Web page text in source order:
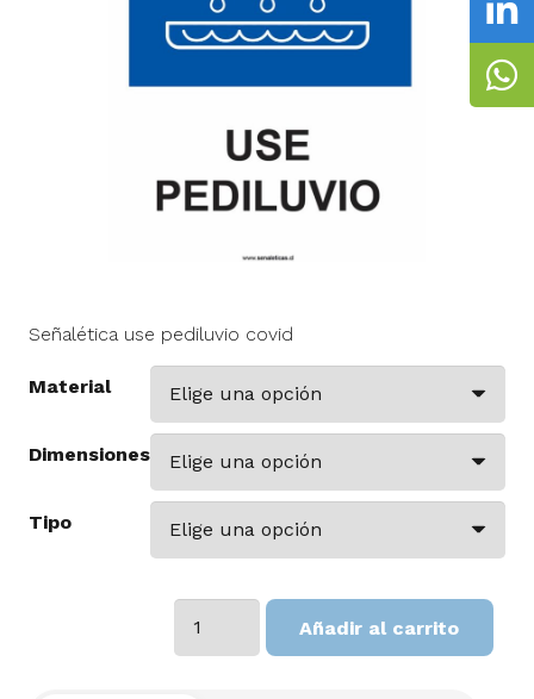
Señalética use pediluvio covid
Material
Dimensiones
Tipo
PEDILUVIO
covid
Añadir al carrito